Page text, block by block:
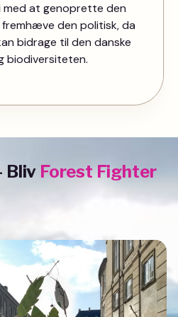
med at genoprette den
den politisk, da
bidrage til den danske
biodiversiteten.
Bliv Forest Fighter